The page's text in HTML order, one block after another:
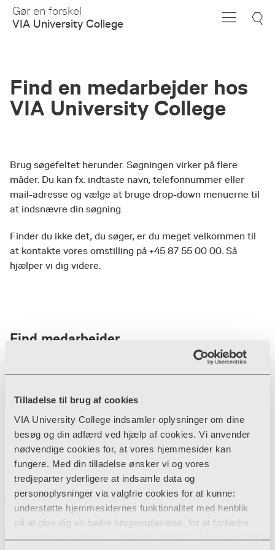
Tilladelse til brug af cookies
VIA University College indsamler oplysninger om dine
besøg og din adfærd ved hjælp af cookies. Vi anvender
nødvendige cookies for, at vores hjemmesider kan
fungere. Med din tilladelse ønsker vi og vores
tredjeparter yderligere at indsamle data og
personoplysninger via valgfrie cookies for at kunne:
understøtte hjemmesidernes funktionalitet med henblik
på at give dig en bedre brugeroplevelse, for at forbedre
vores hjemmesider og udarbejde statistik på baggrund af
Skip
Main
Gør en forskel
VIA University College
Find en medarbejder hos
VIA University College
Brug søgefeltet herunder. Søgningen virker på flere
måder. Du kan fx. indtaste navn, telefonnummer eller
mail-adresse og vælge at bruge drop-down menuerne til
at indsnævre din søgning.
Finder du ikke det, du søger, er du meget velkommen til
at kontakte vores omstilling på +45 87 55 00 00. Så
hjælper vi dig videre.
Find medarbejder
Filter
Ryd filtre
Din søgning gav desværre ikke noget resultat
Giv ikke op endnu!